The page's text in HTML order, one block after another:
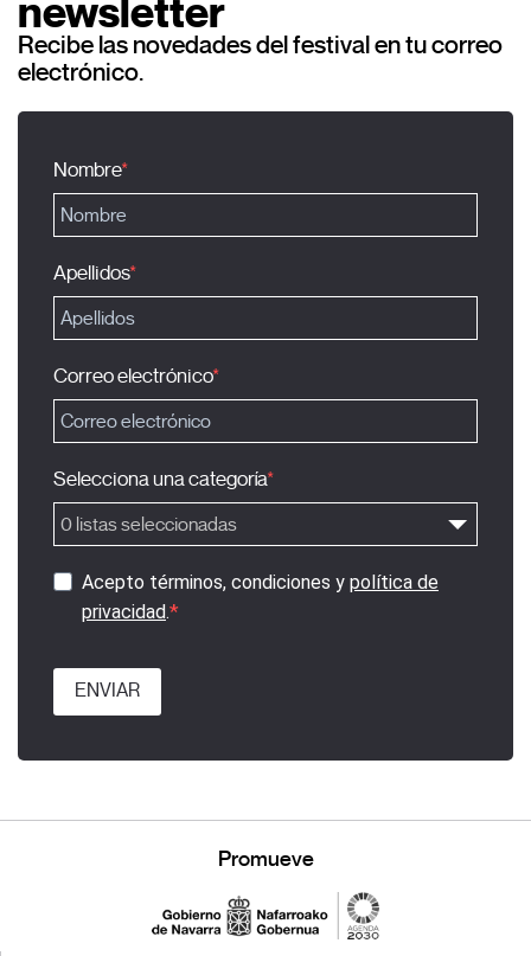
newsletter
Recibe las novedades del festival en tu correo
electrónico.
Nombre
Apellidos
Correo electrónico
Selecciona una categoría
0 listas seleccionadas
Acepto términos, condiciones y política de
privacidad.
ENVIAR
Promueve